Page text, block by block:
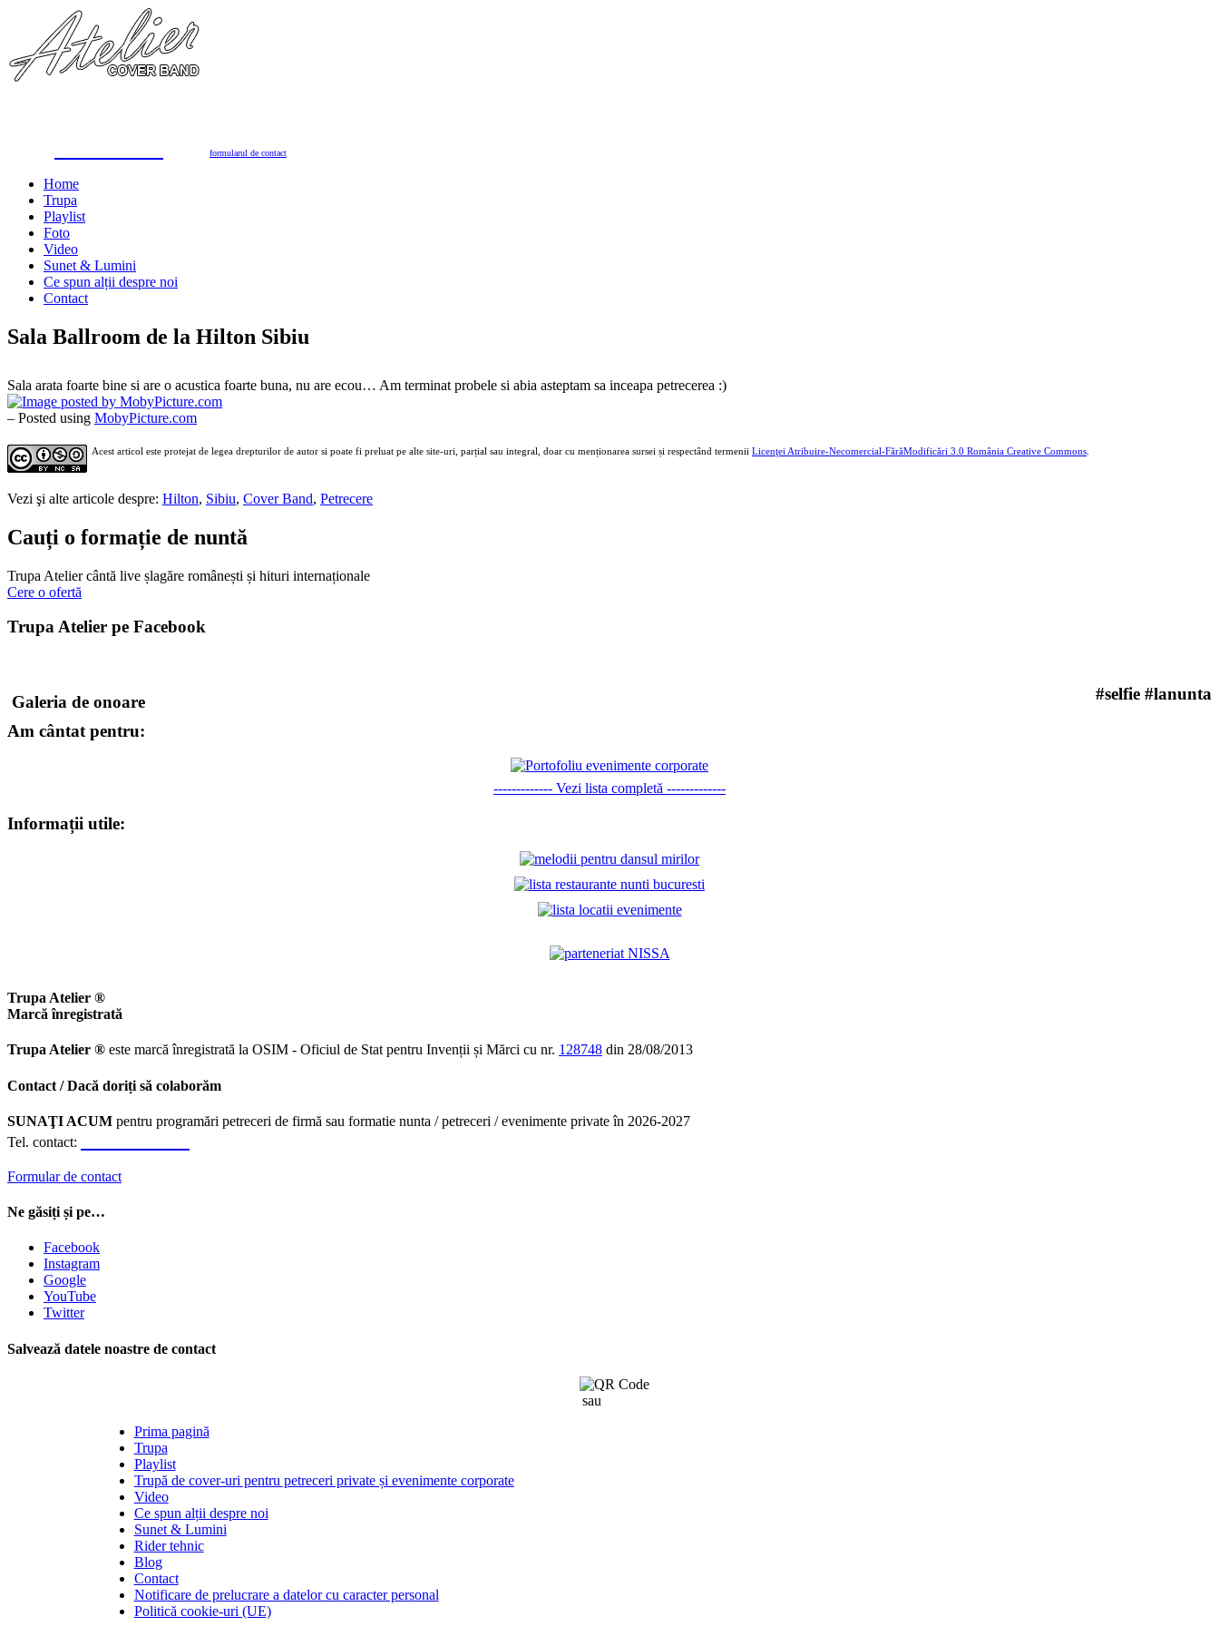
formularul de contact
Home
Trupa
Playlist
Foto
Video
Sunet & Lumini
Ce spun alții despre noi
Contact
Sala Ballroom de la Hilton Sibiu
Sala arata foarte bine si are o acustica foarte buna, nu are ecou… Am terminat probele si abia asteptam sa inceapa petrecerea :)
– Posted using MobyPicture.com
Acest articol este protejat de legea drepturilor de autor si poate fi preluat pe alte site-uri, parțial sau integral, doar cu menționarea sursei și respectând termenii Licenţei Atribuire-Necomercial-FărăModificări 3.0 România Creative Commons
Vezi şi alte articole despre: Hilton, Sibiu, Cover Band, Petrecere
Cauți o formație de nuntă
Trupa Atelier cântă live șlagăre românești și hituri internaționale
Cere o ofertă
Trupa Atelier pe Facebook
Galeria de onoare
#selfie #lanunta
Am cântat pentru:
------------- Vezi lista completă -------------
Informații utile:
Trupa Atelier ®
Marcă înregistrată
Trupa Atelier ® este marcă înregistrată la OSIM - Oficiul de Stat pentru Invenții și Mărci cu nr. 128748 din 28/08/2013
Contact / Dacă doriți să colaborăm
SUNAŢI ACUM pentru programări petreceri de firmă sau formatie nunta / petreceri / evenimente private în 2026-2027
Tel. contact:
Formular de contact
Ne găsiți și pe…
Facebook
Instagram
Google
YouTube
Twitter
Salvează datele noastre de contact
sau
Prima pagină
Trupa
Playlist
Trupă de cover-uri pentru petreceri private și evenimente corporate
Video
Ce spun alții despre noi
Sunet & Lumini
Rider tehnic
Blog
Contact
Notificare de prelucrare a datelor cu caracter personal
Politică cookie-uri (UE)